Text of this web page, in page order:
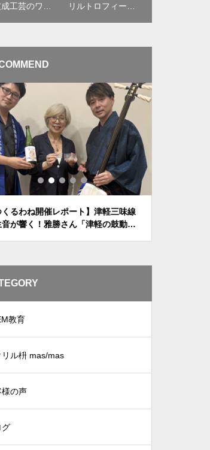
工芸のワー
ップにやっ
リルトロフィー・
アクリル升へ！時
くるわね開催レポート】津軽三味線
が響く！雅勝さん「津軽の鼓動」
教育
リル枡 mas/mas
様の声
グ